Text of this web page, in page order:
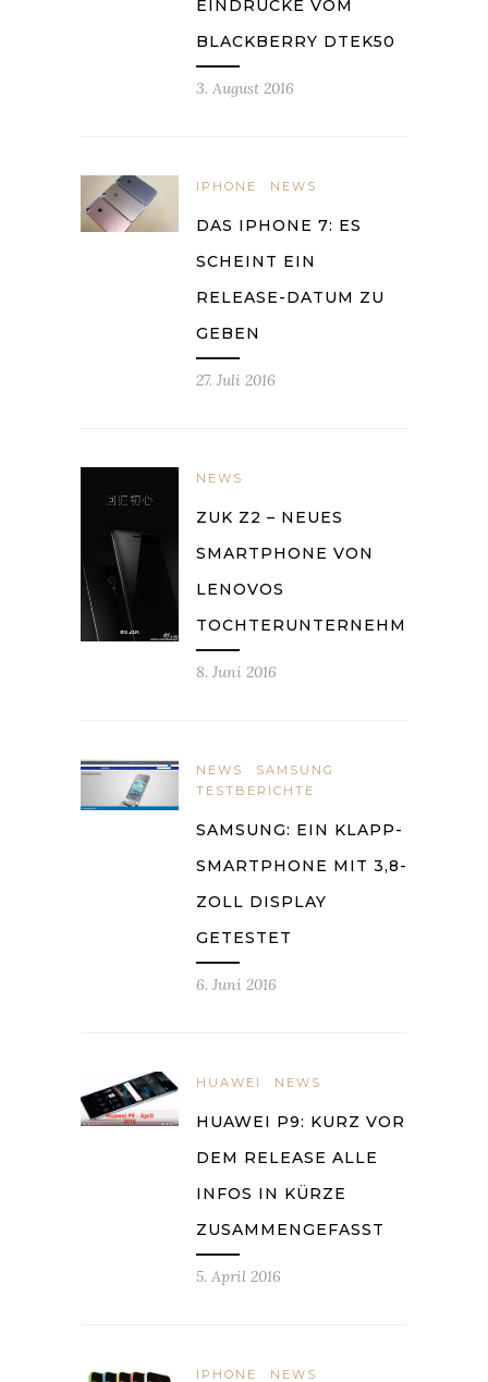
EINDRÜCKE VOM
BLACKBERRY DTEK50
3. August 2016
IPHONE NEWS
DAS IPHONE 7: ES
SCHEINT EIN
RELEASE-DATUM ZU
GEBEN
27. Juli 2016
NEWS
ZUK Z2 – NEUES
SMARTPHONE VON
LENOVOS
TOCHTERUNTERNEHMEN
8. Juni 2016
NEWS
SAMSUNG
TESTBERICHTE
SAMSUNG: EIN KLAPP-
SMARTPHONE MIT 3,8-
ZOLL DISPLAY
GETESTET
6. Juni 2016
HUAWEI NEWS
HUAWEI P9: KURZ VOR
DEM RELEASE ALLE
INFOS IN KÜRZE
ZUSAMMENGEFASST
5. April 2016
IPHONE NEWS